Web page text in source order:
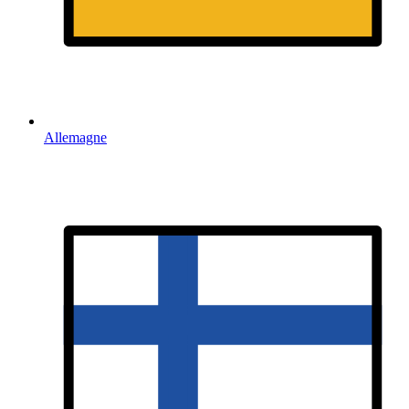
Allemagne